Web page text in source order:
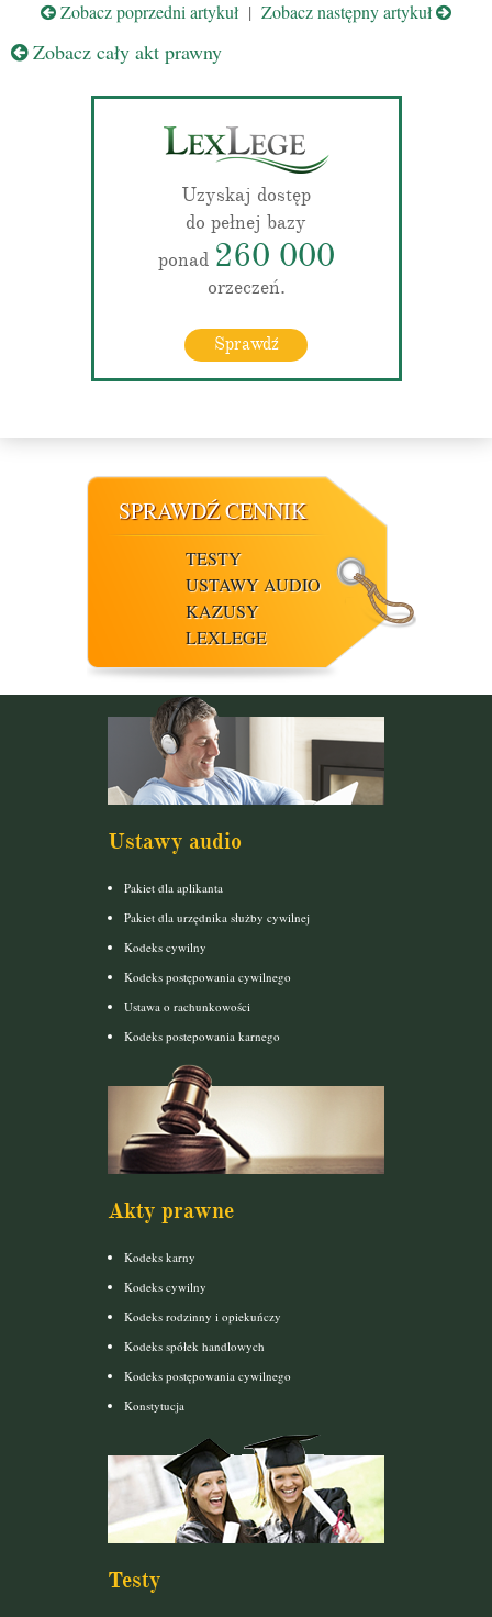
Zobacz poprzedni artykuł | Zobacz następny artykuł
Zobacz cały akt prawny
Uzyskaj dostęp
do pełnej bazy
ponad 260 000
orzeczeń.
Sprawdź
SPRAWDŹ CENNIK
TESTY
USTAWY AUDIO
KAZUSY
LEXLEGE
Ustawy audio
Pakiet dla aplikanta
Pakiet dla urzędnika służby cywilnej
Kodeks cywilny
Kodeks postępowania cywilnego
Ustawa o rachunkowości
Kodeks postepowania karnego
Akty prawne
Kodeks karny
Kodeks cywilny
Kodeks rodzinny i opiekuńczy
Kodeks spółek handlowych
Kodeks postępowania cywilnego
Konstytucja
Testy